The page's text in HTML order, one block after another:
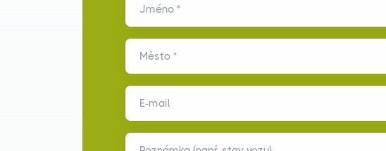
Jméno *
Město *
E-mail